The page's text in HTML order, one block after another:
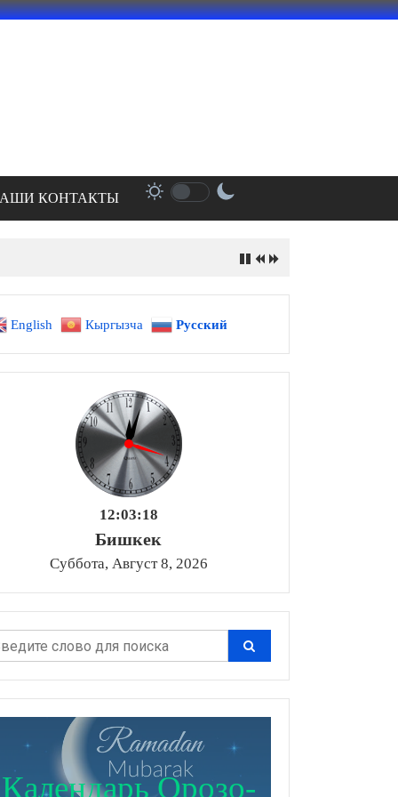
КОНТАКТЫ
English Кыргызча Русский
12:03:19
Бишкек
Суббота, Август 8, 2026
Календарь Орозо-